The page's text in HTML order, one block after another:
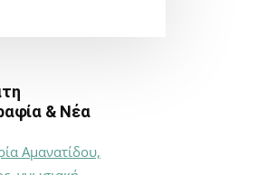
& Νέα
Αμανατίδου,